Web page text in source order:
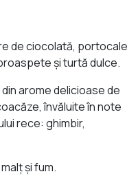
de ciocolată, portocale
şi turtă dulce.
arome delicioase de
învăluite în note
rece: ghimbir,
şi fum.